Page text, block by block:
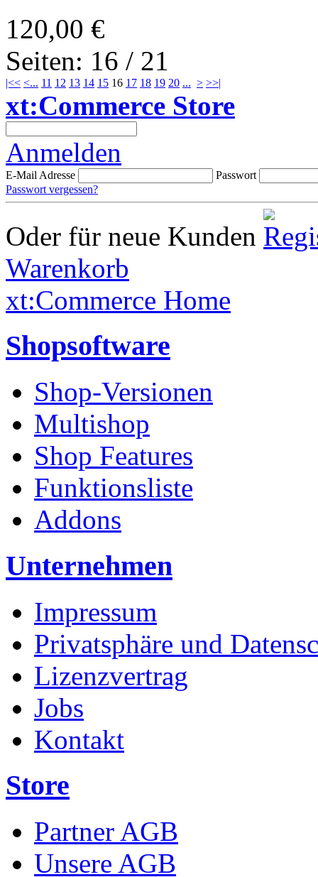
120,00 €
Seiten: 16 / 21
|<< <... 11 12 13 14 15 16 17 18 19 20 ... > >>|
xt:Commerce Store
Anmelden
E-Mail Adresse
Passwort
Passwort vergessen?
Oder für neue Kunden
Warenkorb
xt:Commerce Home
Shopsoftware
Shop-Versionen
Multishop
Shop Features
Funktionsliste
Addons
Unternehmen
Impressum
Privatsphäre und
Lizenzvertrag
Jobs
Kontakt
Store
Partner AGB
Unsere AGB